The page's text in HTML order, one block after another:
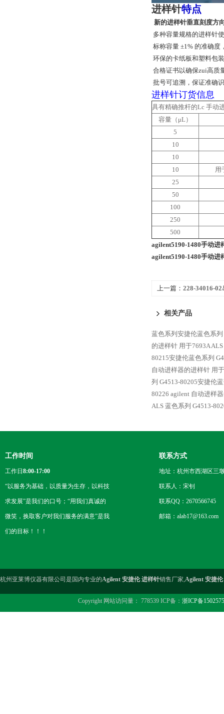
进样针特点
新的进样针垂直刻度方
多种容量规格的进样针
标称容量 ±1% 的准确度
环保的卡纸板和塑料包
合格证书以确保zui高质
批号可追溯，保证准确
进样针订货信息
具有精确推杆的Lc 手动
容量（μL）
5
10
10
10
用
25
50
100
250
500
agilent5190-1480手动进
agilent5190-1480手动进
上一篇： 228-34016-
相关产品
蓝色系列安捷伦蓝色系
的进样针 用于7693A ALS
80215安捷伦蓝色系列
自动进样器的进样针 用
列 G4513-80205安捷伦
80226 agilent 自动进样
ALS 蓝色系列 G4513-
工作时间
工作日 8:00-17:00
“以服务为基础，以质量为生存，以科技
求发展”是我们的口号；“用我们真诚的
微笑，换取客户对我们服务的满意”是我
们的目标！！！
联系方式
地址：杭州市西湖区三
联系人：宋钊
联系QQ：2670566745
邮箱：alab17@163.com
杭州亚莱博仪器有限公司是国内专业的Agilent 安捷伦 进样针销售厂家,Agilent 安捷
Copyright 网站访问量： 778539 ICP备： 浙ICP备